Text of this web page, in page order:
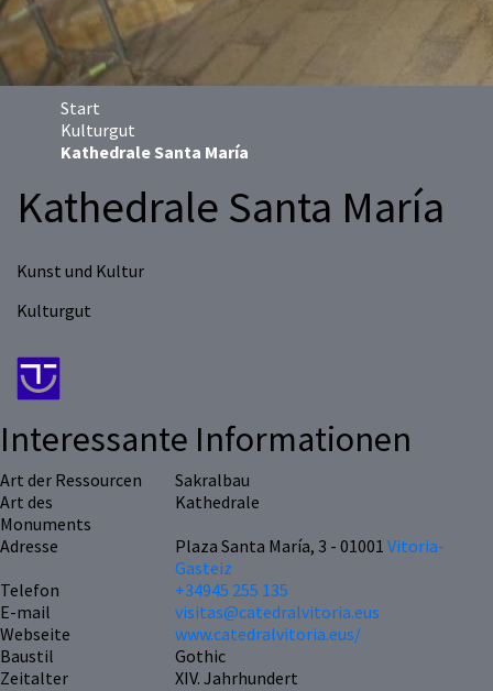
Start
Kulturgut
Kathedrale Santa María
Kathedrale Santa María
Kunst und Kultur
Kulturgut
Interessante Informationen
Art der Ressourcen
Sakralbau
Art des
Monuments
Kathedrale
Adresse
Plaza Santa María, 3 - 01001Vitoria-
Gasteiz
Telefon
+34945 255 135
E-mail
visitas@catedralvitoria.eus
Webseite
www.catedralvitoria.eus/
Baustil
Gothic
Zeitalter
XIV. Jahrhundert